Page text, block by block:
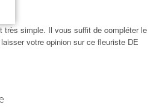
très simple. Il vous suffit de compléter le
votre opinion sur ce fleuriste DE